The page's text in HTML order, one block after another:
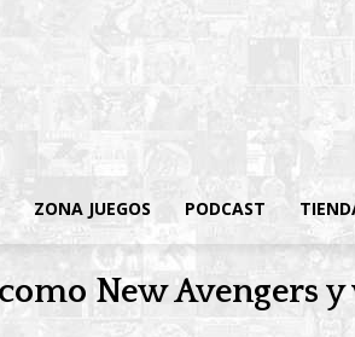
ZONA JUEGOS PODCAST
New Avengers